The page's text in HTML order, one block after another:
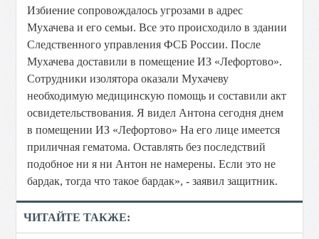
Избиение сопровождалось угрозами в адрес
Мухачева и его семьи. Все это происходило в здании
Следственного управления ФСБ России. После
Мухачева доставили в помещение ИЗ «Лефортово».
Сотрудники изолятора оказали Мухачеву
необходимую медицинскую помощь и составили акт
освидетельствования. Я видел Антона сегодня днем
в помещении ИЗ «Лефортово» На его лице имеется
приличная гематома. Оставлять без последствий
подобное ни я ни Антон не намерены. Если это не
бардак, тогда что такое бардак», - заявил защитник.
ЧИТАЙТЕ ТАКЖЕ: